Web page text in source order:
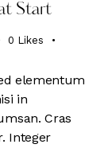
Start
0 Likes
elementum
in
Cras
Integer